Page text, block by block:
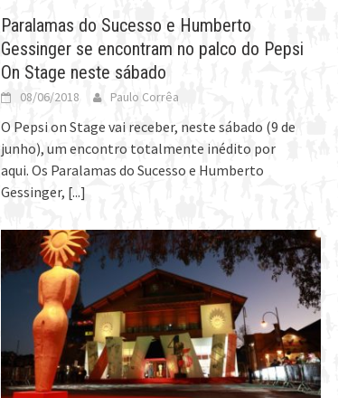
Paralamas do Sucesso e Humberto
Gessinger se encontram no palco do Pepsi
On Stage neste sábado
08/06/2018 Paulo Corrêa
O Pepsi on Stage vai receber, neste sábado (9 de
junho), um encontro totalmente inédito por
aqui. Os Paralamas do Sucesso e Humberto
Gessinger, [...]